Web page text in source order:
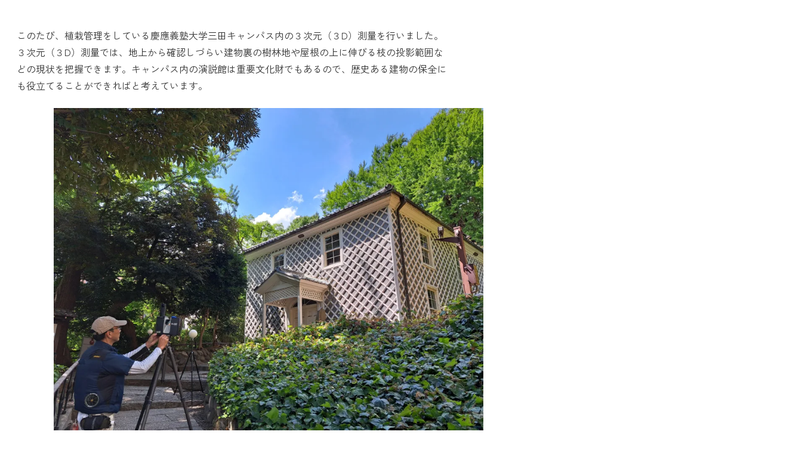
このたび、植栽管理をしている慶應義塾大学三田キャンパス内の３次元（３D）測量を行いました。
３次元（３D）測量では、地上から確認しづらい建物裏の樹林地や屋根の上に伸びる枝の投影範囲な
どの現状を把握できます。キャンパス内の演説館は重要文化財でもあるので、歴史ある建物の保全に
も役立てることができればと考えています。